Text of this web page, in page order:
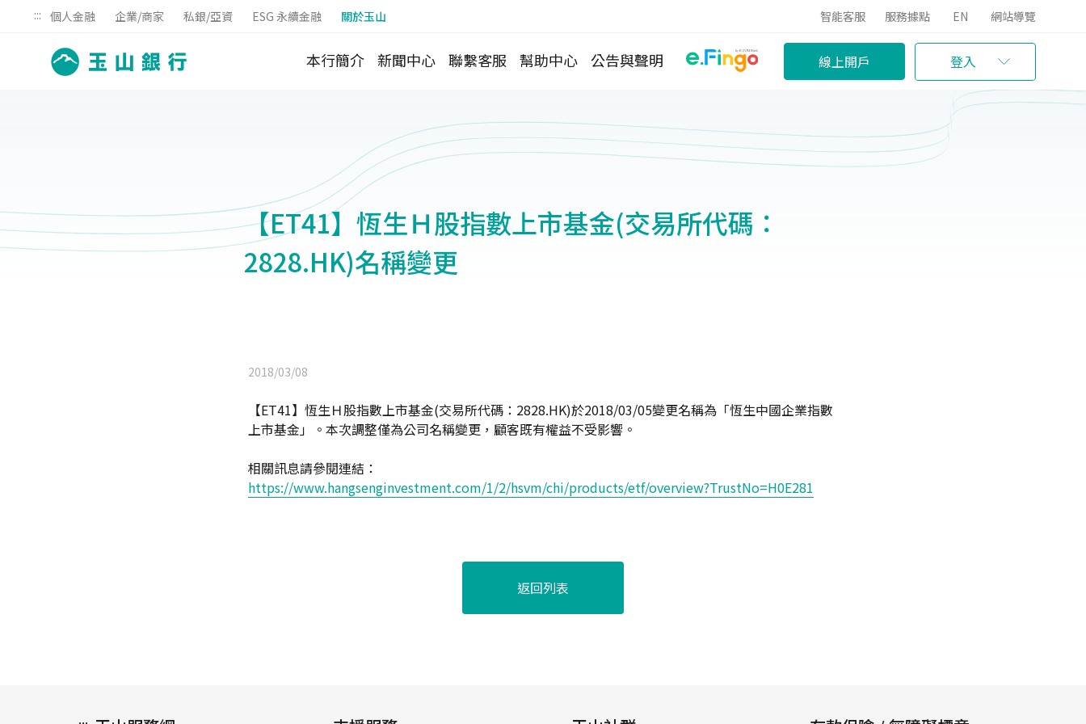
::: 個人金融 企業/商家 私銀/亞資 ESG 永續金融 關於玉山 智能客服 服務據點 EN 網站導覽
本行簡介 新聞中心 聯繫客服 幫助中心 公告與聲明 線上開戶 登入
【ET41】恆生Ｈ股指數上市基金(交易所代碼：
2828.HK)名稱變更
2018/03/08
【ET41】恆生Ｈ股指數上市基金(交易所代碼：2828.HK)於2018/03/05變更名稱為「恆生中國企業指數
上市基金」。本次調整僅為公司名稱變更，顧客既有權益不受影響。
相關訊息請參閱連結：
https://www.hangsenginvestment.com/1/2/hsvm/chi/products/etf/overview?TrustNo=H0E281
返回列表